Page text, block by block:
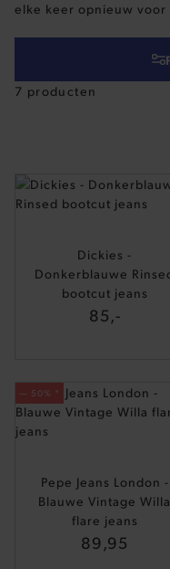
elke keer opnieuw voor
7 producten
Dickies -
Donkerblauwe
bootcut jeans
85,-
— 50% *
Pepe Jeans London -
Blauwe Vintage Willa
flare jeans
89,95